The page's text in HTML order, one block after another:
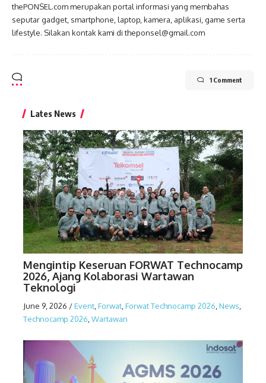
thePONSEL.com merupakan portal informasi yang membahas
seputar gadget, smartphone, laptop, kamera, aplikasi, game serta
lifestyle. Silakan kontak kami di theponsel@gmail.com
1 Comment
Lates News
Mengintip Keseruan FORWAT Technocamp
2026, Ajang Kolaborasi Wartawan
Teknologi
June 9, 2026 /Event,Forwat,Forwat Technocamp 2026,News,
Technocamp 2026,Wartawan